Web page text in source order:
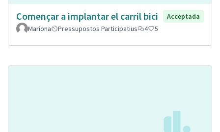
Començar a implantar el carril bici
Acceptada
Mariona
Pressupostos Participatius 4 5